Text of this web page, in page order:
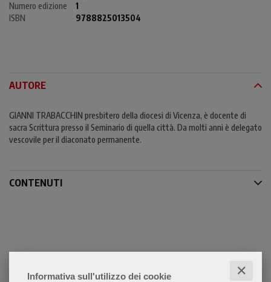
Informativa sull'utilizzo dei cookie ✕
Numero edizione
1
ISBN
9788825013504
AUTORE
GIANNI TRABACCHIN presbitero della diocesi di Vicenza, è docente di
sacra Scrittura presso il Seminario di quella città. Da molti anni è delegato
vescovile per il diaconato permanente.
CONTENUTI